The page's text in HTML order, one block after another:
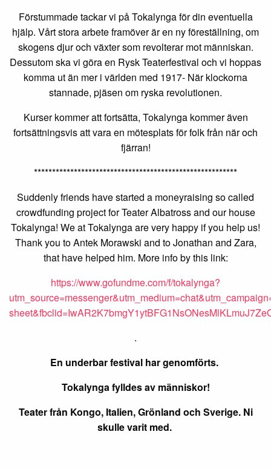
Förstummade tackar vi på Tokalynga för din eventuella
hjälp. Vårt stora arbete framöver är en ny föreställning, om
skogens djur och växter som revolterar mot människan.
Dessutom ska vi göra en Rysk Teaterfestival och vi hoppas
komma ut än mer i världen med 1917- När klockorna
stannade, pjäsen om ryska revolutionen.
Kurser kommer att fortsätta, Tokalynga kommer även
fortsättningsvis att vara en mötesplats för folk från när och
fjärran!
********************************************************
Suddenly friends have started a moneyraising so called
crowdfunding project for Teater Albatross and our house
Tokalynga! We at Tokalynga are very happy if you help us!
Thank you to Antek Morawski and to Jonathan and Zara,
that have helped him. More info by this link:
https://www.gofundme.com/f/tokalynga?
.
En underbar festival har genomförts.
Tokalynga fylldes av människor!
Teater från Kongo, Italien, Grönland och Sverige. Ni
skulle varit med.